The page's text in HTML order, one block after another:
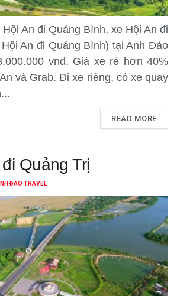
An đi Quảng Bình, xe Hội An đi
An đi Quảng Bình) tại Anh Đào
vnđ. Giá xe rẻ hơn 40%
và Grab. Đi xe riêng, có xe quay
READ MORE
Quảng Trị
ĐÀO TRAVEL